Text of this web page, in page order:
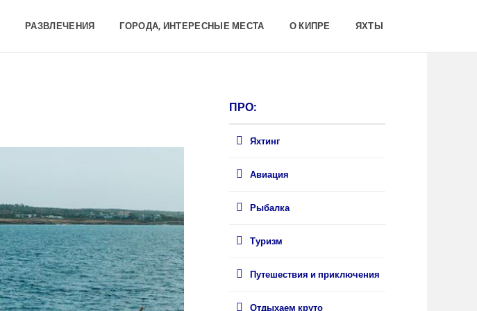
РАЗВЛЕЧЕНИЯ ГОРОДА, ИНТЕРЕСНЫЕ МЕСТА О КИПРЕ ЯХТЫ
ПРО:
Яхтинг
Авиация
Рыбалка
Туризм
Путешествия и приключения
Отдыхаем круто